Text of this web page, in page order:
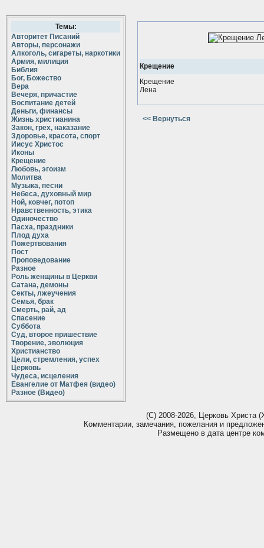
Темы:
Авторитет Писаний
Авторы, персонажи
Алкоголь, сигареты, наркотики
Армия, милиция
Библия
Бог, Божество
Вера
Вечеря, причастие
Воспитание детей
Деньги, финансы
Жизнь христианина
Закон, грех, наказание
Здоровье, красота, спорт
Иисус Христос
Иконы
Крещение
Любовь, эгоизм
Молитва
Музыка, песни
Небеса, духовный мир
Ной, ковчег, потоп
Нравственность, этика
Одиночество
Пасха, праздники
Плод духа
Пожертвования
Пост
Проповедование
Разное
Роль женщины в Церкви
Сатана, демоны
Секты, лжеучения
Семья, брак
Смерть, рай, ад
Спасение
Суббота
Суд, второе пришествие
Творение, эволюция
Христианство
Цели, стремления, успех
Церковь
Чудеса, исцеления
Евангелие от Матфея (видео)
Разное (Видео)
Крещение
Крещение
Лена
<< Вернуться
(С) 2008-2026, Церковь Христа
Комментарии, замечания, пожелания и
Размещено в дата центре